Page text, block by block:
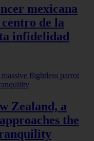
mexicana
de la
infidelidad
Zealand, a
the